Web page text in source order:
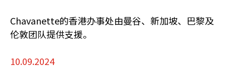
Chavanette的香港办事处由曼谷、新加坡、巴黎及
伦敦团队提供支援。
10.09.2024